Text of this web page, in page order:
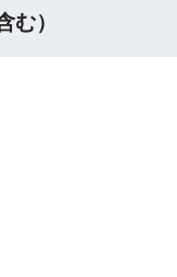
む）